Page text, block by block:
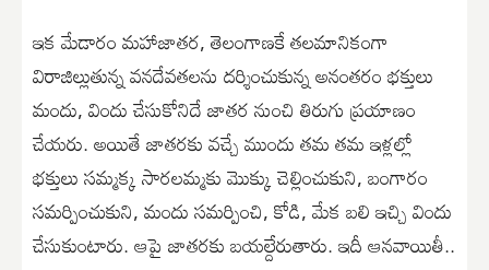
ఇక మేడారం మహాజాతర, తెలంగాణకే తలమానికంగా
విరాజిల్లుతున్న వనదేవతలను దర్శించుకున్న అనంతరం భక్తులు
మందు, విందు చేసుకోనిదే జాతర నుంచి తిరుగు ప్రయాణం
చేయరు. అయితే జాతరకు వచ్చే ముందు తమ తమ ఇళ్లల్లో
భక్తులు సమ్మక్క సారలమ్మకు మొక్కు చెల్లించుకుని, బంగారం
సమర్పించుకుని, మందు సమర్పించి, కోడి, మేక బలి ఇచ్చి విందు
చేసుకుంటారు. ఆపై జాతరకు బయల్దేరుతారు. ఇదీ ఆనవాయితీ..